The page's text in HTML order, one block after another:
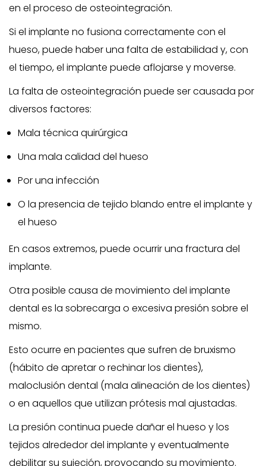
en el proceso de osteointegración.
Si el implante no fusiona correctamente con el
hueso, puede haber una falta de estabilidad y, con
el tiempo, el implante puede aflojarse y moverse.
La falta de osteointegración puede ser causada por
diversos factores:
Mala técnica quirúrgica
Una mala calidad del hueso
Por una infección
O la presencia de tejido blando entre el implante y
el hueso
En casos extremos, puede ocurrir una fractura del
implante.
Otra posible causa de movimiento del implante
dental es la sobrecarga o excesiva presión sobre el
mismo.
Esto ocurre en pacientes que sufren de bruxismo
(hábito de apretar o rechinar los dientes),
maloclusión dental (mala alineación de los dientes)
o en aquellos que utilizan prótesis mal ajustadas.
La presión continua puede dañar el hueso y los
tejidos alrededor del implante y eventualmente
debilitar su sujeción, provocando su movimiento.